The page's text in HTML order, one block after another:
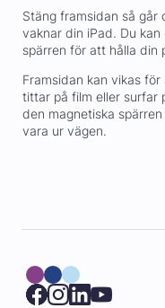
Stäng framsidan så går
vaknar din iPad. Du
spärren för att hålla din
Framsidan kan vikas
tittar på film eller surfar
den magnetiska
vara ur vägen.